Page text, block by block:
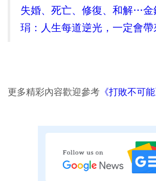
失婚、死亡、修復、和解…金
琄：人生每道逆光，一定會帶
更多精彩內容歡迎參考 《打敗不可能